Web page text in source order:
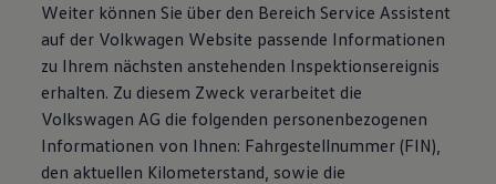
Weiter können Sie über den Bereich Service Assistent
auf der Volkwagen Website passende Informationen
zu Ihrem nächsten anstehenden Inspektionsereignis
erhalten. Zu diesem Zweck verarbeitet die
Volkswagen AG die folgenden personenbezogenen
Informationen von Ihnen: Fahrgestellnummer (FIN),
den aktuellen Kilometerstand, sowie die